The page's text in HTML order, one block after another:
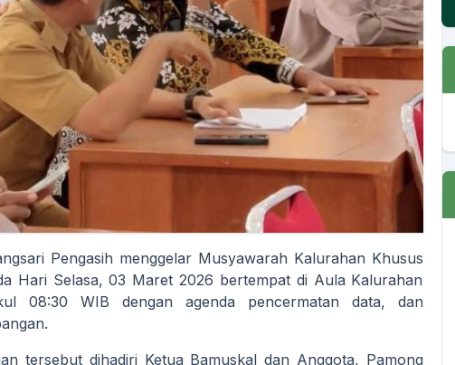
Pengasih menggelar Musyawarah Kalurahan Khusus
Hari Selasa, 03 Maret 2026 bertempat di Aula Kalurahan
08:30 WIB dengan agenda pencermatan data, dan
tersebut dihadiri Ketua Bamuskal dan Anggota, Pamong